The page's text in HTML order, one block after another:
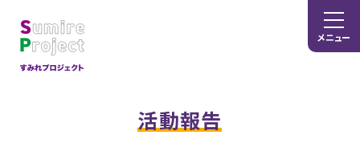
メニュー
活動報告